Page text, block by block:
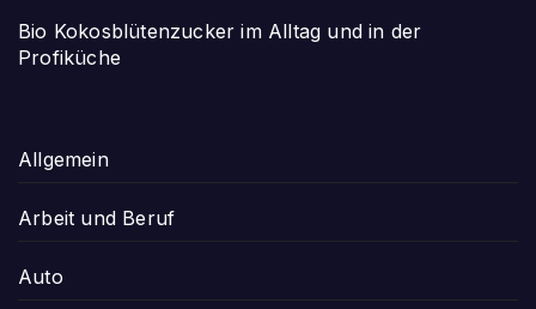
Bio Kokosblütenzucker im Alltag und in der
Profiküche
Allgemein
Arbeit und Beruf
Auto